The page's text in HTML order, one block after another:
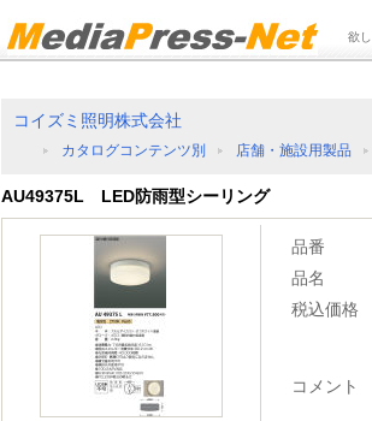
欲
コイズミ照明株式会社
カタログコンテンツ別 店舗・施設用製品
AU49375L LED防雨型シーリング
品番
品名
税込価格
コメント